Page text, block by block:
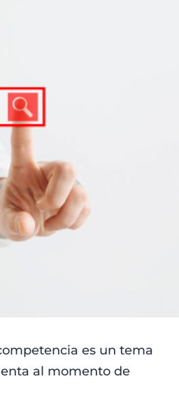
es un tema
al momento de